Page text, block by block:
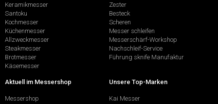
Keramikmesser
Santoku
Kochmesser
Küchenmesser
Allzweckmesser
Steakmesser
Brotmesser
Käsemesser
Zester
Besteck
Scheren
Messer schleifen
Messerschärf-Workshop
Nachschleif-Service
Führung sknife Manufaktur
Aktuell im Messershop
Messershop
Unsere Top-Marken
Kai Messer